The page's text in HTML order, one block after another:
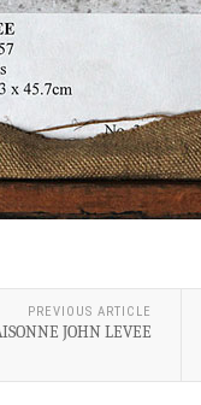
PREVIOUS ARTICLE
JOHN LEVEE